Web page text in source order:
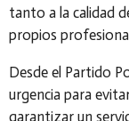
tanto a la calidad
propios
Desde el Partido
urgencia para
garantizar un